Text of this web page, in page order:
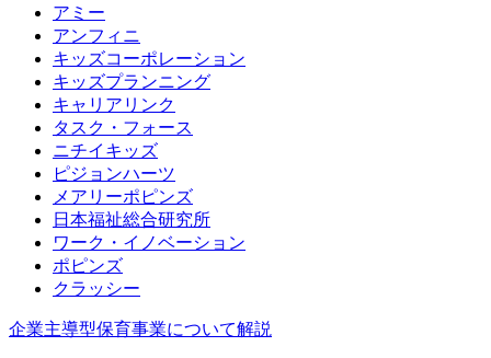
アミー
アンフィニ
キッズコーポレーション
キッズプランニング
キャリアリンク
タスク・フォース
ニチイキッズ
ピジョンハーツ
メアリーポピンズ
日本福祉総合研究所
ワーク・イノベーション
ポピンズ
クラッシー
企業主導型保育事業について解説